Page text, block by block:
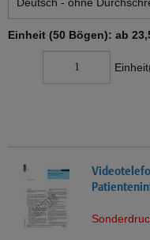
Einheit (50 Bögen): ab